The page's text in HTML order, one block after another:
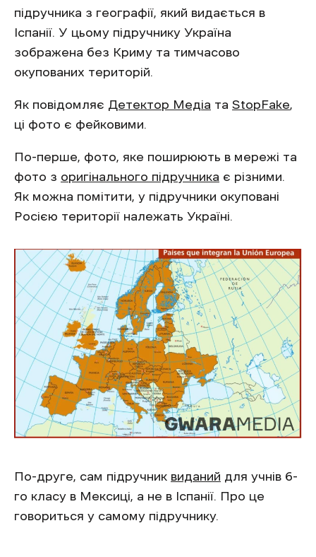
підручника з географії, який видається в
Іспанії. У цьому підручнику Україна
зображена без Криму та тимчасово
окупованих територій.
Як повідомляє Детектор Медіа та StopFake,
ці фото є фейковими.
По-перше, фото, яке поширюють в мережі та
фото з оригінального підручника є різними.
Як можна помітити, у підручники окуповані
Росією території належать Україні.
По-друге, сам підручник виданий для учнів 6-
го класу в Мексиці, а не в Іспанії. Про це
говориться у самому підручнику.